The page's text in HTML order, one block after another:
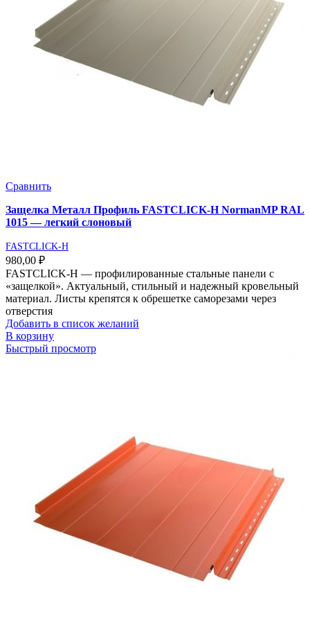
Сравнить
Защелка Металл Профиль FASTCLICK-Н NormanMP RAL
1015 — легкий слоновый
FASTCLICK-H
980,00 ₽
FASTCLICK-Н — профилированные стальные панели с
«защелкой». Актуальный, стильный и надежный кровельный
материал. Листы крепятся к обрешетке саморезами через
отверстия
Добавить в список желаний
В корзину
Быстрый просмотр